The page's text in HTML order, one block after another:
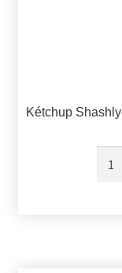
Kétchup